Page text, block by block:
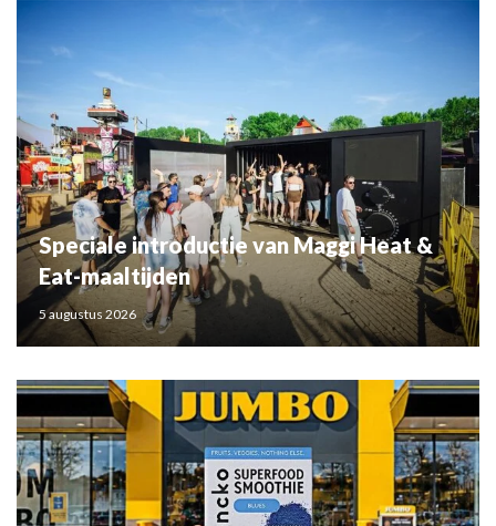
Speciale introductie van Maggi Heat &
Eat-maaltijden
5 augustus 2026